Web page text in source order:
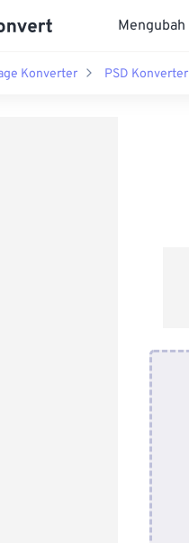
Mengubah
Konverter PSD Konverter